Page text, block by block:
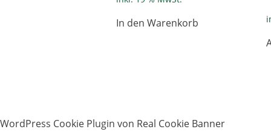
In den Warenkorb
WordPress Cookie Plugin von Real Cookie Banner